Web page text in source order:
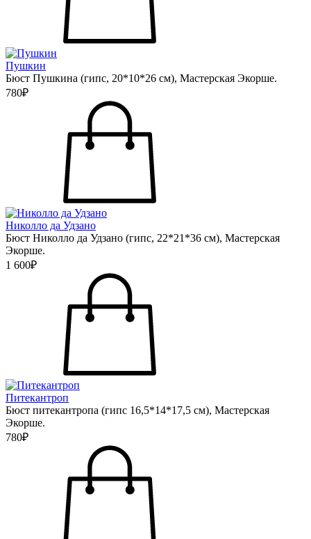
Пушкин
Бюст Пушкина (гипс, 20*10*26 см), Мастерская Экорше.
780₽
Николло да Удзано
Бюст Николло да Удзано (гипс, 22*21*36 см), Мастерская
Экорше.
1 600₽
Питекантроп
Бюст питекантропа (гипс 16,5*14*17,5 см), Мастерская
Экорше.
780₽